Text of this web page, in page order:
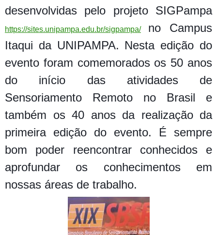
desenvolvidas pelo projeto SIGPampa
https://sites.unipampa.edu.br/sigpampa/
no Campus
Itaqui da UNIPAMPA. Nesta edição do
evento foram comemorados os 50 anos
do início das atividades de
Sensoriamento Remoto no Brasil e
também os 40 anos da realização da
primeira edição do evento. É sempre
bom poder reencontrar conhecidos e
aprofundar os conhecimentos em
nossas áreas de trabalho.